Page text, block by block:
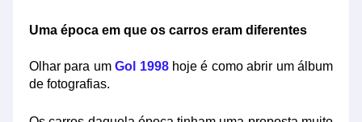
Uma época em que os carros eram diferentes
Olhar para umGol 1998hoje é como abrir um álbum
de fotografias.